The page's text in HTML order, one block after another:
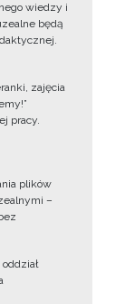
wiedzy i
będą
zajęcia
pracy.
plików
–